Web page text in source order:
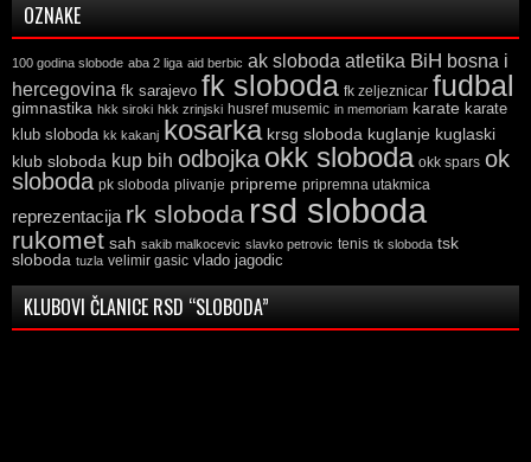
OZNAKE
100 godina slobode aba 2 liga aid berbic ak sloboda atletika BiH bosna i
hercegovina fk sarajevo fk sloboda fk zeljeznicar fudbal
gimnastika hkk siroki hkk zrinjski husref musemic in memoriam karate karate
klub sloboda kk kakanj kosarka krsg sloboda kuglanje kuglaski
klub sloboda kup bih odbojka okk sloboda okk spars ok
sloboda pk sloboda plivanje pripreme pripremna utakmica
reprezentacija rk sloboda rsd sloboda
rukomet sah sakib malkocevic slavko petrovic tenis tk sloboda tsk
sloboda tuzla velimir gasic vlado jagodic
KLUBOVI ČLANICE RSD “SLOBODA”